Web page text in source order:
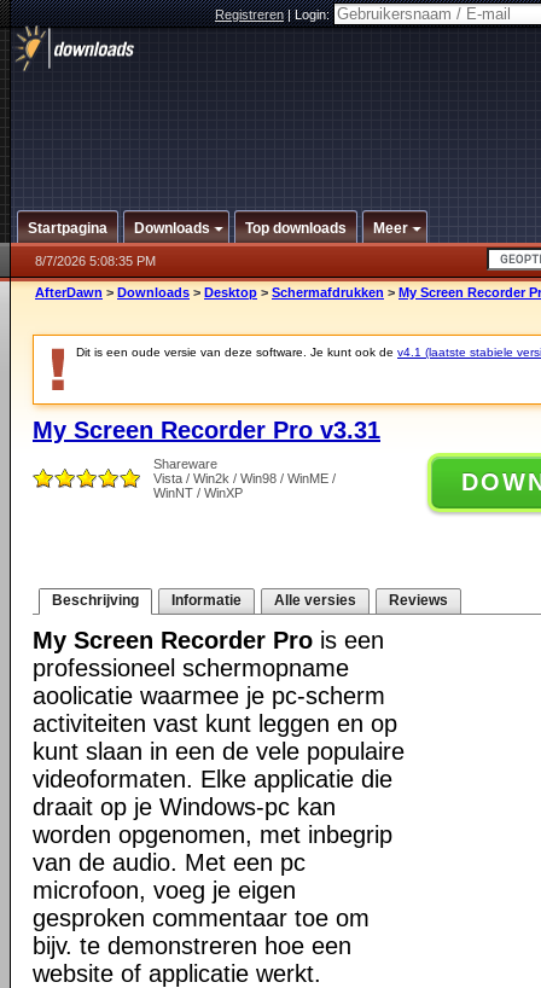
Registreren|Login:
Startpagina Downloads Top downloads Meer
8/7/2026 5:08:35 PM
AfterDawn > Downloads > Desktop > Schermafdrukken > My Screen Recorder
Dit is een oude versie van deze software. Je kunt ook de v4.1 (laatste stabiele
My Screen Recorder Pro v3.31
Shareware
Vista / Win2k / Win98 / WinME /
WinNT / WinXP
Beschrijving Informatie Alle versies Reviews
My Screen Recorder Pro is een
professioneel schermopname
aoolicatie waarmee je pc-scherm
activiteiten vast kunt leggen en op
kunt slaan in een de vele populaire
videoformaten. Elke applicatie die
draait op je Windows-pc kan
worden opgenomen, met inbegrip
van de audio. Met een pc
microfoon, voeg je eigen
gesproken commentaar toe om
bijv. te demonstreren hoe een
website of applicatie werkt.